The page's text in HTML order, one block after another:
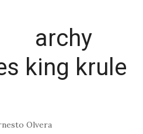
archy
king krule
Olvera